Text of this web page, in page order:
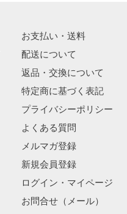
お支払い・送料
配送について
返品・交換について
特定商に基づく表記
プライバシーポリシー
よくある質問
メルマガ登録
新規会員登録
ログイン・マイページ
お問合せ（メール）